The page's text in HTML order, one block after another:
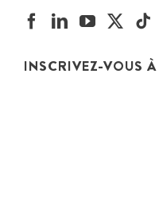
INSCRIVEZ-VOUS